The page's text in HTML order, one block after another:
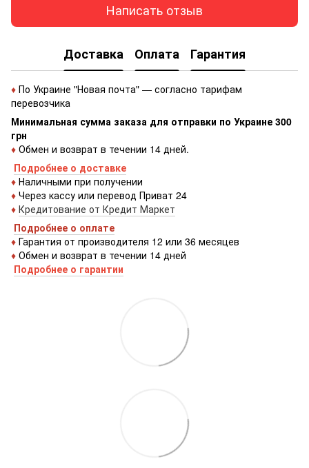
Написать отзыв
Доставка Оплата Гарантия
♦ По Украине "Новая почта" — согласно тарифам
перевозчика
Минимальная сумма заказа для отправки по Украине 300
грн
♦ Обмен и возврат в течении 14 дней.
Подробнее о доставке
♦ Наличными при получении
♦ Через кассу или перевод Приват 24
♦ Кредитование от Кредит Маркет
Подробнее о оплате
♦ Гарантия от производителя 12 или 36 месяцев
♦ Обмен и возврат в течении 14 дней
Подробнее о гарантии